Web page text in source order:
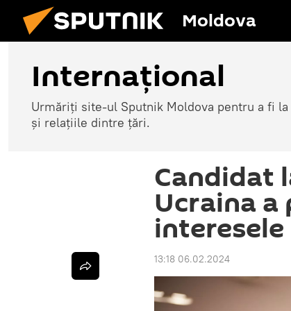
Moldova
Internațional
Urmăriți site-ul Sputnik Moldova pentru a fi
și relațiile dintre țări.
Candidat
Ucraina a
13:18 06.02.2024